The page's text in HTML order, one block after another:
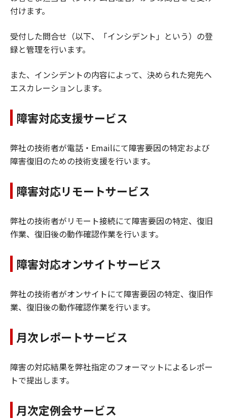
付けます。
受付した問合せ（以下、「インシデント」という）の登
録と管理を行います。
また、インシデントの内容によって、決められた宛先へ
エスカレーションします。
障害対応支援サービス
弊社の技術者が電話・Emailにて障害要因の特定および
障害復旧のための技術支援を行います。
障害対応リモートサービス
弊社の技術者がリモート接続にて障害要因の特定、復旧
作業、復旧後の動作確認作業を行います。
障害対応オンサイトサービス
弊社の技術者がオンサイトにて障害要因の特定、復旧作
業、復旧後の動作確認作業を行います。
月次レポートサービス
障害の対応結果を弊社指定のフォーマットによるレポー
トで提出します。
月次定例会サービス